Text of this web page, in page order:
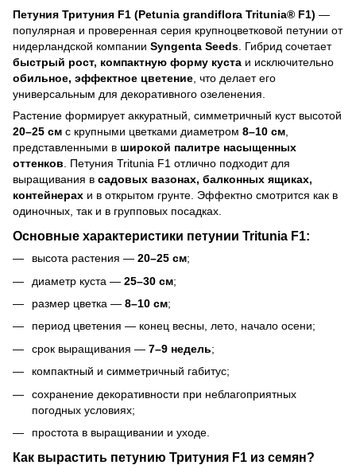
Петуния Тритуния F1 (Petunia grandiflora Tritunia® F1) —
популярная и проверенная серия крупноцветковой петунии от
нидерландской компании Syngenta Seeds. Гибрид сочетает
быстрый рост, компактную форму куста и исключительно
обильное, эффектное цветение, что делает его
универсальным для декоративного озеленения.
Растение формирует аккуратный, симметричный куст высотой
20–25 см с крупными цветками диаметром 8–10 см,
представленными в широкой палитре насыщенных
оттенков. Петуния Tritunia F1 отлично подходит для
выращивания в садовых вазонах, балконных ящиках,
контейнерах и в открытом грунте. Эффектно смотрится как в
одиночных, так и в групповых посадках.
Основные характеристики петунии Tritunia F1:
высота растения — 20–25 см;
диаметр куста — 25–30 см;
размер цветка — 8–10 см;
период цветения — конец весны, лето, начало осени;
срок выращивания — 7–9 недель;
компактный и симметричный габитус;
сохранение декоративности при неблагоприятных
погодных условиях;
простота в выращивании и уходе.
Как вырастить петунию Тритуния F1 из семян?